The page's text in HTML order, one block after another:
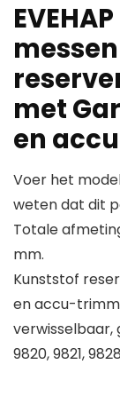
met
en
Voer het
weten dat dit
Totale
mm.
Kunststof
en accu-
verwisselbaar,
9820, 9821,